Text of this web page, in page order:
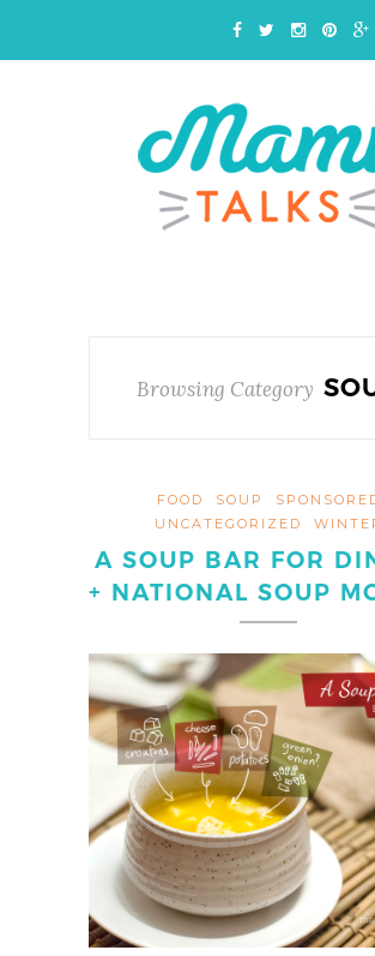
Browsing Category
FOOD SOUP
UNCATEGORIZED
A SOUP BAR FOR
+ NATIONAL SOUP